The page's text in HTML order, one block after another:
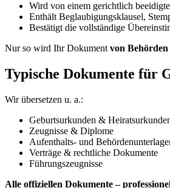
Wird von einem gerichtlich
Enthält Beglaubigungsklausel,
Bestätigt die vollständige
Nur so wird Ihr Dokument von
Typische Dokumente für
Wir übersetzen u. a.:
Geburtsurkunden &
Zeugnisse & Diplome
Aufenthalts- und
Verträge & rechtliche Dokumente
Führungszeugnisse
Alle offiziellen Dokumente –